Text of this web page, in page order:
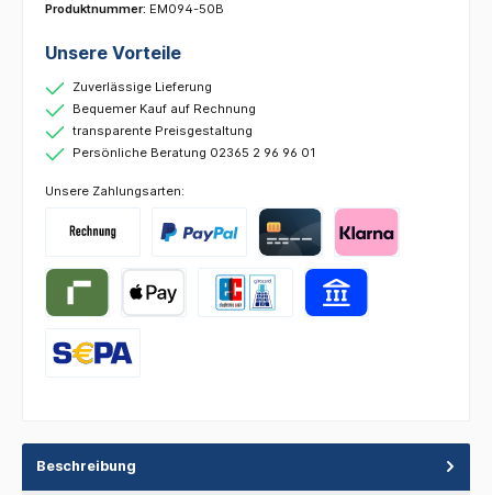
Produktnummer: EM094-50B
Unsere Vorteile
Zuverlässige Lieferung
Bequemer Kauf auf Rechnung
transparente Preisgestaltung
Persönliche Beratung 02365 2 96 96 01
Unsere Zahlungsarten:
Beschreibung